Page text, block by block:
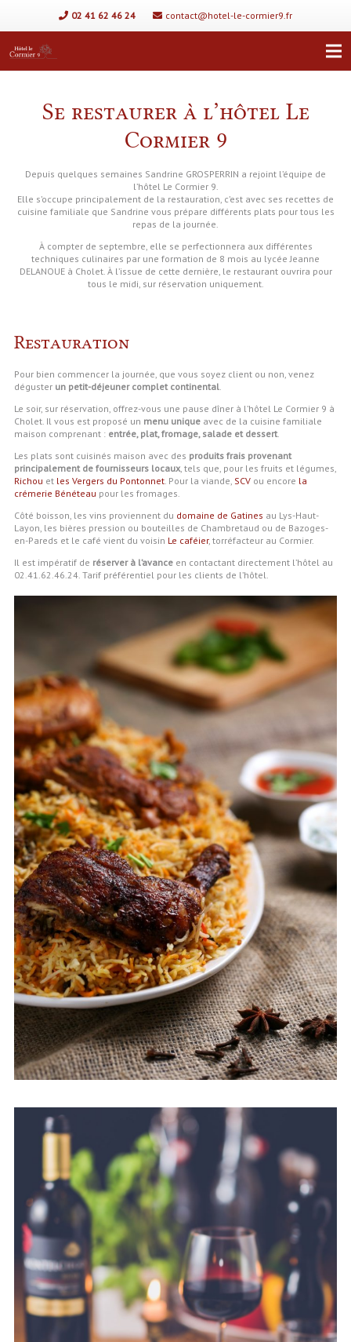
02 41 62 46 24 contact@hotel-le-cormier9.fr
Se restaurer à l’hôtel Le
Cormier 9
Depuis quelques semaines Sandrine GROSPERRIN a rejoint l’équipe de
l’hôtel Le Cormier 9.
Elle s’occupe principalement de la restauration, c’est avec ses recettes de
cuisine familiale que Sandrine vous prépare différents plats pour tous les
repas de la journée.
À compter de septembre, elle se perfectionnera aux différentes
techniques culinaires par une formation de 8 mois au lycée Jeanne
DELANOUE à Cholet. À l’issue de cette dernière, le restaurant ouvrira pour
tous le midi, sur réservation uniquement.
Restauration
Pour bien commencer la journée, que vous soyez client ou non, venez
déguster un petit-déjeuner complet continental
Le soir, sur réservation, offrez-vous une pause dîner à l’hôtel Le Cormier 9 à
Cholet. Il vous est proposé un menu unique avec de la cuisine familiale
maison comprenant : entrée, plat, fromage, salade et dessert
Les plats sont cuisinés maison avec des produits frais provenant
principalement de fournisseurs locaux , tels que, pour les fruits et légumes,
Richou et les Vergers du Pontonnet . Pour la viande, SCV ou encore la
crémerie Bénéteau pour les fromages.
Côté boisson, les vins proviennent du domaine de Gatines au Lys-Haut-
Layon, les bières pression ou bouteilles de Chambretaud ou de Bazoges-
en-Pareds et le café vient du voisin Le caféier, torréfacteur au Cormier.
Il est impératif de réserver à l’avance en contactant directement l’hôtel au
02.41.62.46.24. Tarif préférentiel pour les clients de l’hôtel.